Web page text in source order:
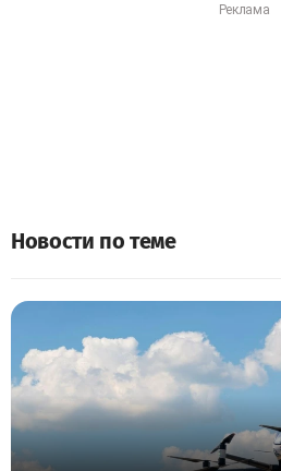
Новости по теме